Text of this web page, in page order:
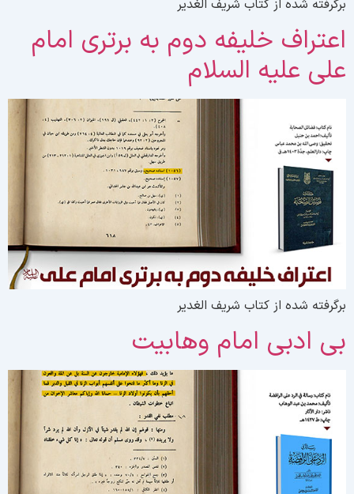
شده از کتاب شریف الغدیر
خلیفه دوم به برتری امام
علیه السلام
شده از کتاب شریف الغدیر
ادبی امام وهابیت